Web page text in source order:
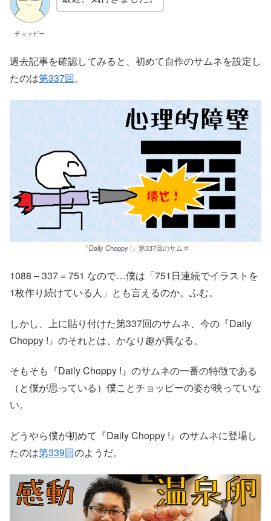
チョッピー
過去記事を確認してみると、初めて自作のサムネを設定し
たのは第337回。
『Daily Choppy !』第337回のサムネ
1088 – 337 = 751 なので…僕は「751日連続でイラストを
1枚作り続けている人」とも言えるのか。ふむ。
しかし、上に貼り付けた第337回のサムネ、今の『Daily
Choppy !』のそれとは、かなり趣が異なる。
そもそも『Daily Choppy !』のサムネの一番の特徴である
（と僕が思っている）僕ことチョッピーの姿が映っていな
い。
どうやら僕が初めて『Daily Choppy !』のサムネに登場し
たのは第339回のようだ。